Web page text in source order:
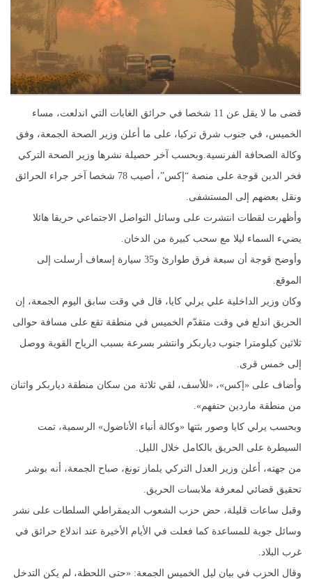
قضى ما لا يقل عن 11 شخصا في حرائق الغابات التي اندلعت، مساء
الخميس، في جنوب شرق تركيا، على ما أعلن وزير الصحة الجمعة، وفق
وكالة الصحافة الفرنسية.وبحسب آخر حصيلة نشرها وزير الصحة التركي
فخر الدين قوجة على منصة “إكس”، أصيب 78 شخصا آخر جراء الحرائق
ونقل بعضهم إلى المستشفى.
وأظهرت لقطات انتشرت على وسائل التواصل الاجتماعي حريقا هائلا
يضيء السماء ليلا مع سحب كبيرة من الدخان.
وأوضح قوجة أن سبعة فرق طوارئ و35 سيارة إسعاف أرسلت إلى
الموقع.
وكان وزير الداخلية علي يرلي كايا، قال في وقت سابق اليوم الجمعة، إن
الحريق اندلع في وقت متقدّم الخميس في منطقة تقع على مسافة حوالى
ثلاثين كيلومترا جنوب دياربكر وانتشر بسرعة بسبب الرياح القوية ووصل
إلى خمس قرى.
وأضاف على «إكس»، «للأسف، لقي ثلاثة من سكان منطقة دياربكر واثنان
من منطقة ماردين حتفهم».
وبحسب يرلي كايا وصور بثتها «وكالة أنباء الأناضول» الرسمية، تمت
السيطرة على الحريق بالكامل خلال الليل.
من جهته، أعلن وزير العدل التركي يلماز تونغ، صباح الجمعة، أنه بوشر
تحقيق قضائي لمعرفة ملابسات الحريق.
وقبل ساعات قليلة، حض حزب الشعوب الديمقراطي السلطات على نشر
وسائل جوية للمساعدة كما فعلت في الأيام الأخيرة عند اندلاع حرائق في
غرب البلاد.
وقال الحزب في بيان ليل الخميس الجمعة: «حتى اللحظة، لم يكن التدخل